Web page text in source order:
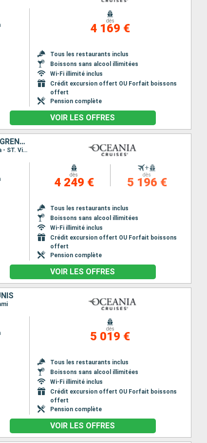
dès
4 169 €
Tous les restaurants inclus
Boissons sans alcool illimitées
Wi-Fi illimité inclus
Crédit excursion offert OU Forfait boissons
offert
Pension complète
VOIR LES OFFRES
ÉTATS-UNIS, SAINT-MARTIN, FRANCE, GUADELOUPE, SAINT VINCENT-ET-LES-GRENADINES
Itinéraire : Miami, Charlotte Amalie, Saint-Martin (Philipsburg), Saint Barthelemy, Basse-Terre, Bequia - ST. Vincent, Miami
dès
4 249 €
+
dès
5 196 €
Tous les restaurants inclus
Boissons sans alcool illimitées
Wi-Fi illimité inclus
Crédit excursion offert OU Forfait boissons
offert
Pension complète
VOIR LES OFFRES
dès
5 019 €
Tous les restaurants inclus
Boissons sans alcool illimitées
Wi-Fi illimité inclus
Crédit excursion offert OU Forfait boissons
offert
Pension complète
VOIR LES OFFRES